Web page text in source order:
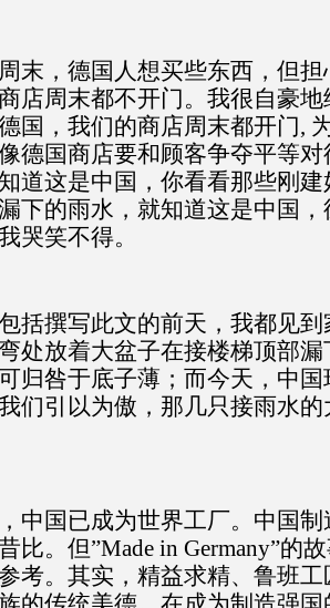
末，德国人想买些东西，但
店周末都不开门。我很自豪
国，我们的商店周末都开门,
德国商店要和顾客争夺平等
道这是中国，你看看那些刚
下的雨水，就知道这是中国
哭笑不得。
括撰写此文的前天，我都见
处放着大盆子在接楼梯顶部
归咎于底子薄；而今天，中
们引以为傲，那几只接雨水
中国已成为世界工厂。中国
比。但”Made in Germany”的
考。其实，精益求精、鲁班